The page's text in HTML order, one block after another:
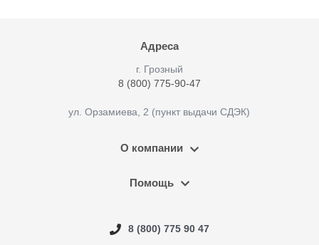
Адреса
г. Грозный
8 (800) 775-90-47
ул. Орзамиева, 2 (пункт выдачи СДЭК)
О компании
Помощь
8 (800) 775 90 47